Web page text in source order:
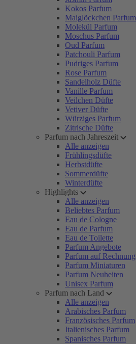
Kokos Parfum
Maiglöckchen Parfum
Molekül Parfum
Moschus Parfum
Oud Parfum
Patchouli Parfum
Pudriges Parfum
Rose Parfum
Sandelholz Düfte
Vanille Parfum
Veilchen Düfte
Vetiver Düfte
Würziges Parfum
Zitrische Düfte
Parfum nach Jahreszeit
Alle anzeigen
Frühlingsdüfte
Herbstdüfte
Sommerdüfte
Winterdüfte
Highlights
Alle anzeigen
Beliebtes Parfum
Eau de Cologne
Eau de Parfum
Eau de Toilette
Parfum Angebote
Parfum auf Rechnung
Parfum Miniaturen
Parfum Neuheiten
Unisex Parfum
Parfum nach Land
Alle anzeigen
Arabisches Parfum
Französisches Parfum
Italienisches Parfum
Spanisches Parfum